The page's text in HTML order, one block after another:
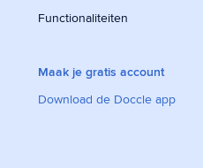
Functionaliteiten
Maak je gratis account
Download de Doccle app